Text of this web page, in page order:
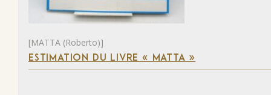
[MATTA (Roberto)]
ESTIMATION DU LIVRE « MATTA »